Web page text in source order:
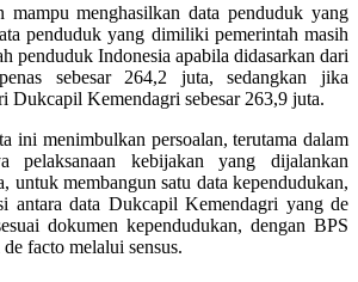
mampu menghasilkan data penduduk yang
penduduk yang dimiliki pemerintah masih
penduduk Indonesia apabila didasarkan dari
sebesar 264,2 juta, sedangkan jika
Dukcapil Kemendagri sebesar 263,9 juta.
ini menimbulkan persoalan, terutama dalam
pelaksanaan kebijakan yang dijalankan
untuk membangun satu data kependudukan,
antara data Dukcapil Kemendagri yang de
dokumen kependudukan, dengan BPS
facto melalui sensus.